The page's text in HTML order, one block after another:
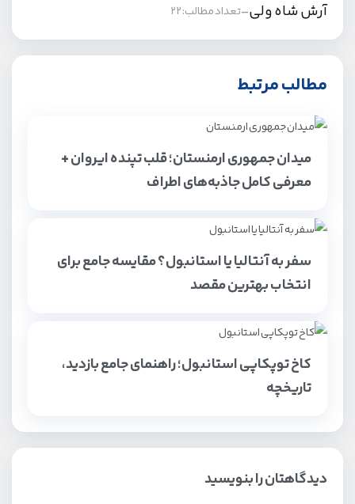
آرش شاه ولی-تعداد مطالب: 22
مطالب مرتبط
میدان جمهوری ارمنستان؛ قلب تپنده ایروان +
معرفی کامل جاذبه‌های اطراف
سفر به آنتالیا یا استانبول؟ مقایسه جامع برای
انتخاب بهترین مقصد
کاخ توپکاپی استانبول؛ راهنمای جامع بازدید،
تاریخچه
دیدگاهتان را بنویسید